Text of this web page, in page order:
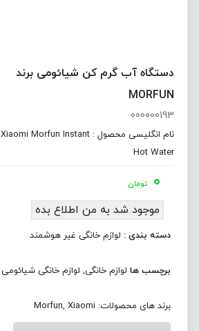
دستگاه آب گرم کن شیائومی برند
MORFUN
000000193
نام انگلیسی محصول : Xiaomi Morfun Instant
Hot Water
۰ تومان
موجود شد به من اطلاع بده
دسته بندی : لوازم خانگی غیر هوشمند
برچسب ها لوازم خانگی, لوازم خانگی شیائومی
برند های محصولات: Morfun, Xiaomi